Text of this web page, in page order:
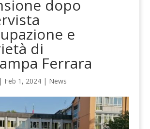
dopo
e
di
Ferrara
| Feb 1, 2024| News